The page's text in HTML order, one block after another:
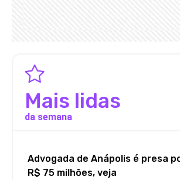
Mais lidas
da semana
Advogada de Anápolis é presa
R$ 75 milhões, veja